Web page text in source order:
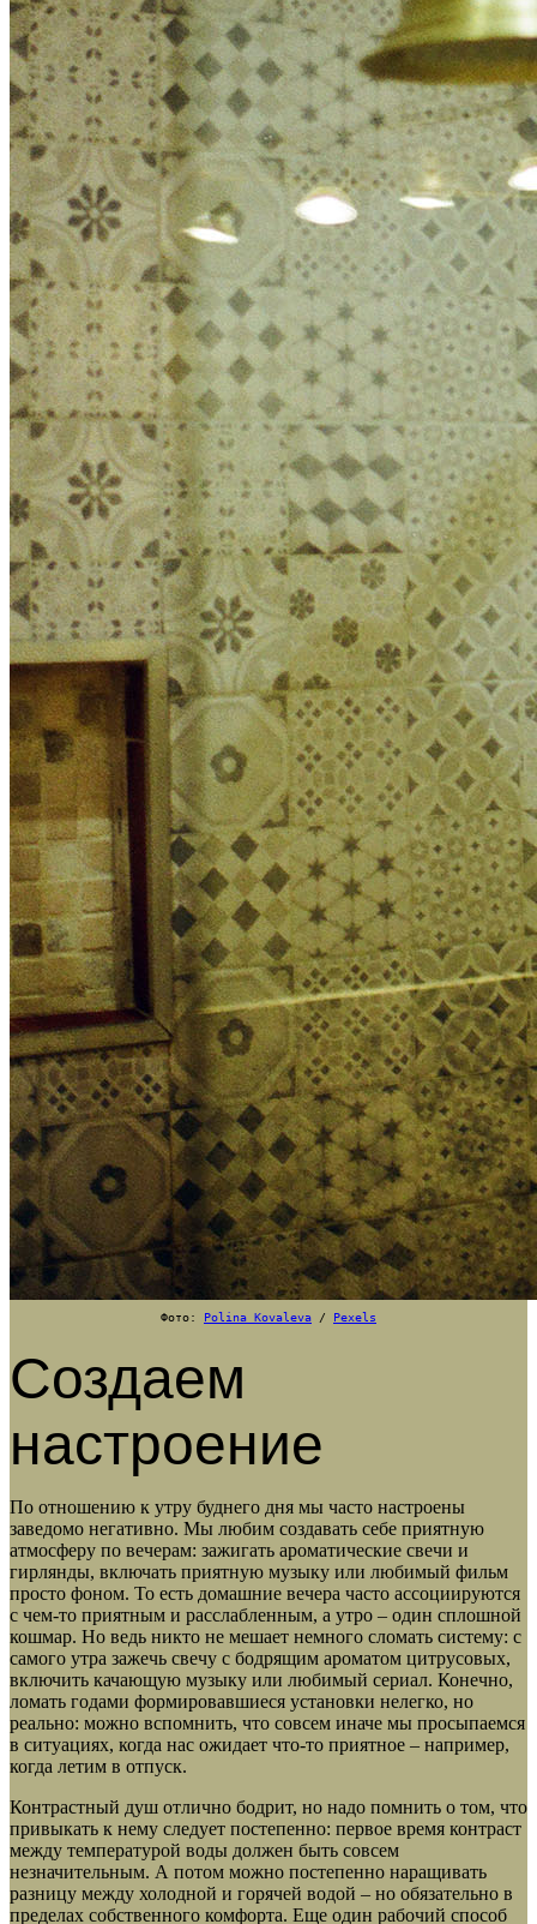
Фото: Polina Kovaleva / Pexels
Создаем
настроение
По отношению к утру буднего дня мы часто настроены
заведомо негативно. Мы любим создавать себе приятную
атмосферу по вечерам: зажигать ароматические свечи и
гирлянды, включать приятную музыку или любимый фильм
просто фоном. То есть домашние вечера часто ассоциируются
с чем-то приятным и расслабленным, а утро – один сплошной
кошмар. Но ведь никто не мешает немного сломать систему: с
самого утра зажечь свечу с бодрящим ароматом цитрусовых,
включить качающую музыку или любимый сериал. Конечно,
ломать годами формировавшиеся установки нелегко, но
реально: можно вспомнить, что совсем иначе мы просыпаемся
в ситуациях, когда нас ожидает что-то приятное – например,
когда летим в отпуск.
Контрастный душ отлично бодрит, но надо помнить о том, что
привыкать к нему следует постепенно: первое время контраст
между температурой воды должен быть совсем
незначительным. А потом можно постепенно наращивать
разницу между холодной и горячей водой – но обязательно в
пределах собственного комфорта. Еще один рабочий способ